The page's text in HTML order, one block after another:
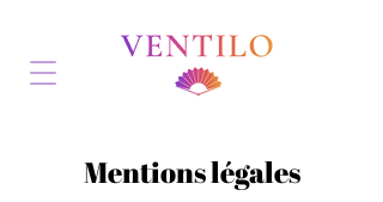
Mentions légales